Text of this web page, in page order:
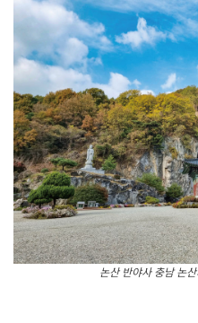
논산 반야사 충남 논